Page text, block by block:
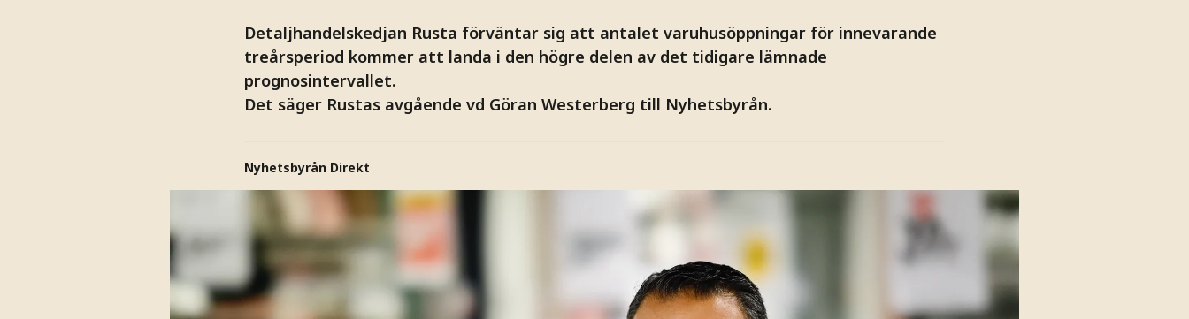
Detaljhandelskedjan Rusta förväntar sig att antalet varuhusöppningar för innevarande
treårsperiod kommer att landa i den högre delen av det tidigare lämnade
prognosintervallet.
Det säger Rustas avgående vd Göran Westerberg till Nyhetsbyrån.
Nyhetsbyrån Direkt